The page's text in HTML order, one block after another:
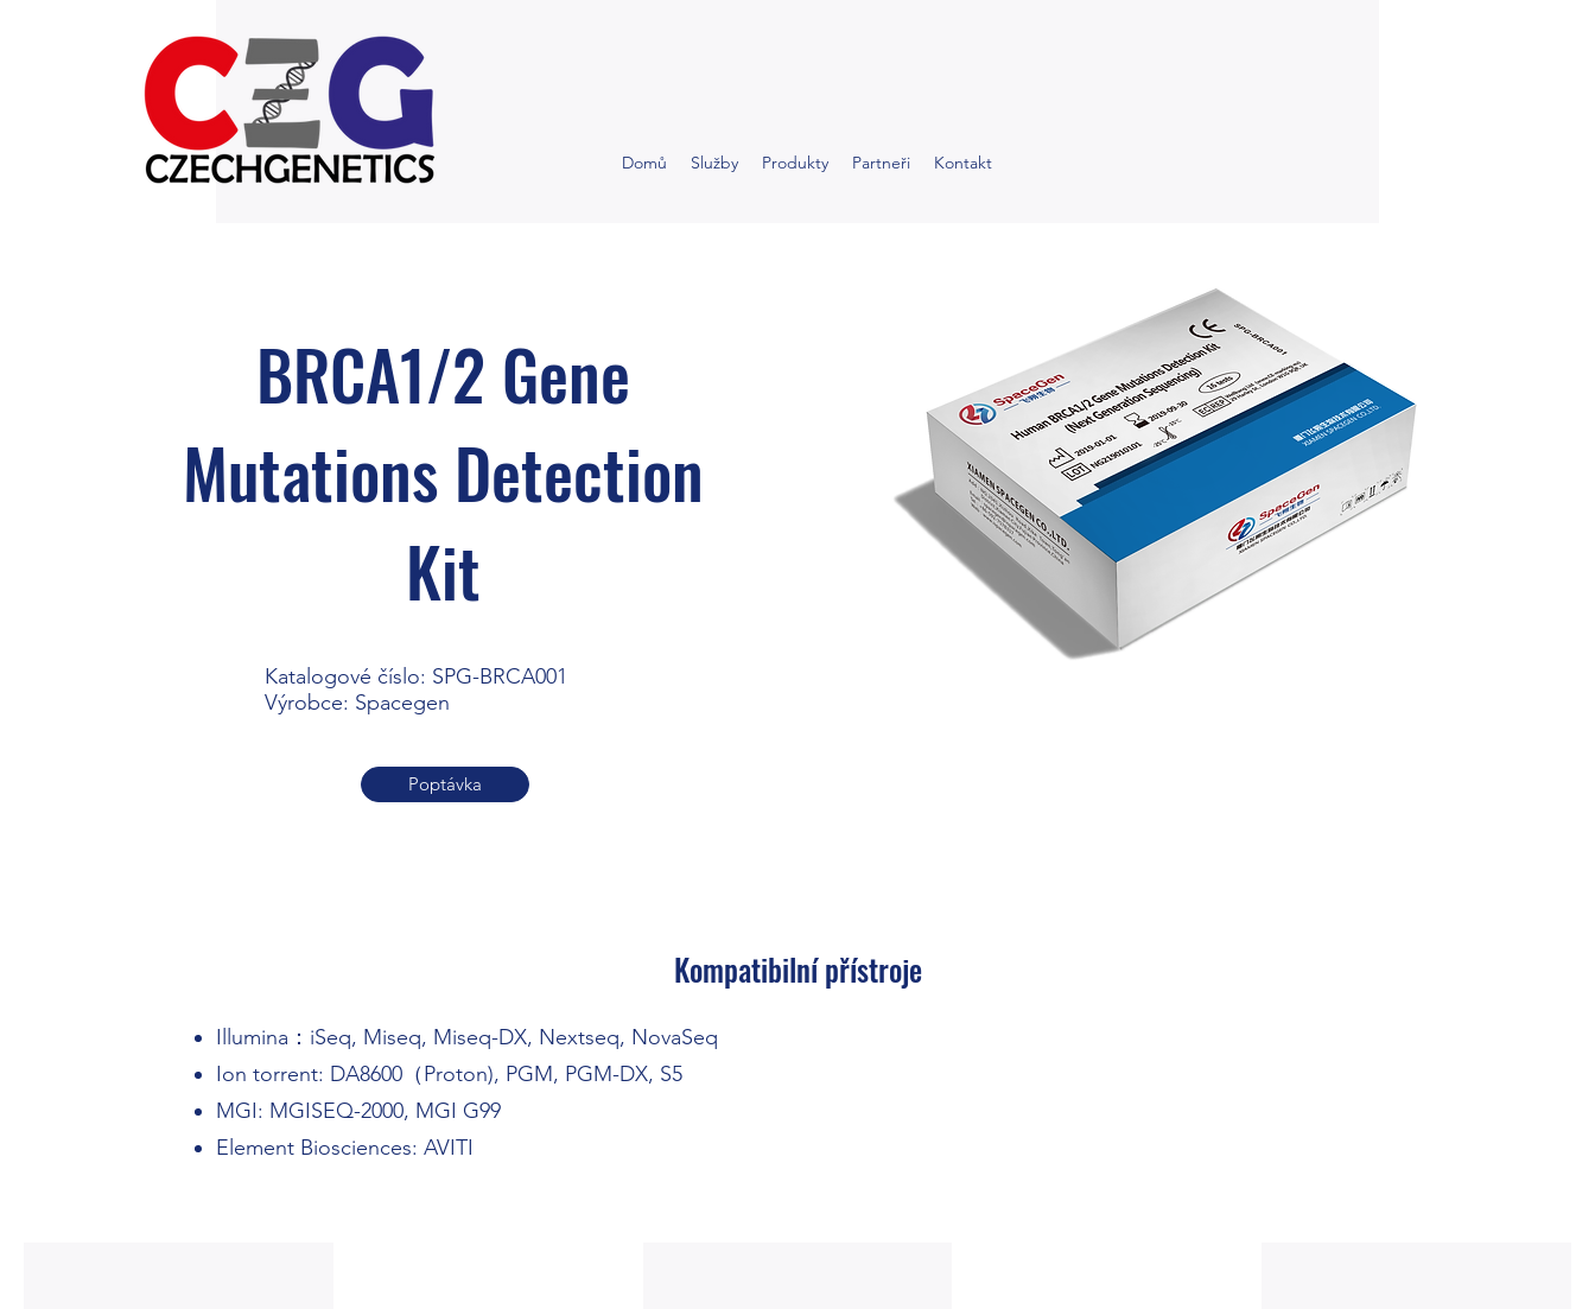
Domů Služby Produkty Partneři Kontakt
BRCA1/2 Gene
Mutations Detection
Kit
Katalogové číslo: SPG-BRCA001
Výrobce: Spacegen
Poptávka
Kompatibilní přístroje
Illumina：iSeq, Miseq, Miseq-DX, Nextseq, NovaSeq
Ion torrent: DA8600（Proton), PGM, PGM-DX, S5
MGI: MGISEQ-2000, MGI G99
Element Biosciences: AVITI